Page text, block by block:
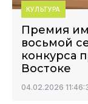
КУЛЬТУРА
Премия
восьмой
конкурса
Востоке
04.02.2026